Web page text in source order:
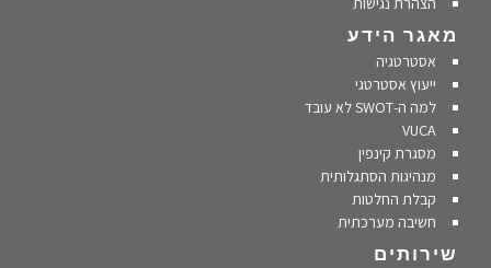
מאגר הידע
אסטרטגיה
ייעוץ אסטרטגי
למה ה-SWOT לא עובד
VUCA
מסגרת קינפין
מנהיגות הסתגלותית
קבלת החלטות
חשיבה מערכתית
שירותים